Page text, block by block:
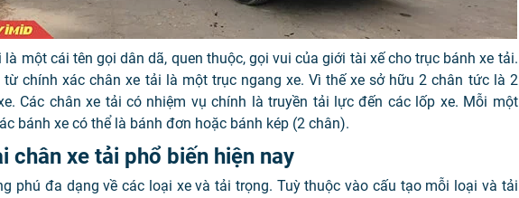
là một cái tên gọi dân dã, quen thuộc, gọi vui của giới tài xế cho trục bánh xe tải.
từ chính xác chân xe tải là một trục ngang xe. Vì thế xe sở hữu 2 chân tức là 2
Các chân xe tải có nhiệm vụ chính là truyền tải lực đến các lốp xe. Mỗi một
bánh xe có thể là bánh đơn hoặc bánh kép (2 chân).
chân xe tải phổ biến hiện nay
phú đa dạng về các loại xe và tải trọng. Tuỳ thuộc vào cấu tạo mỗi loại và tải